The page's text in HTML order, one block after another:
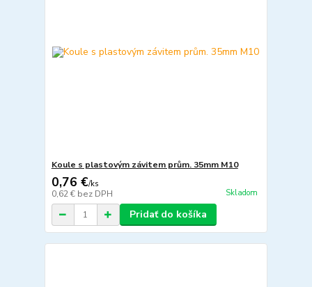
Koule s plastovým závitem prům. 35mm M10
0,76 €/ks
0,62 € bez DPH Skladom
Pridať do košíka